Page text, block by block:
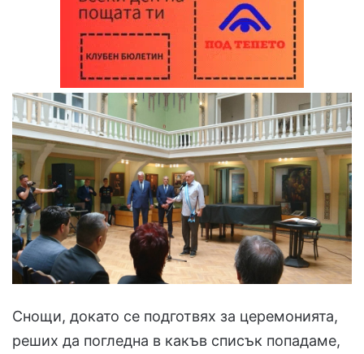
Снощи, докато се подготвях за церемонията,
реших да погледна в какъв списък попадаме,